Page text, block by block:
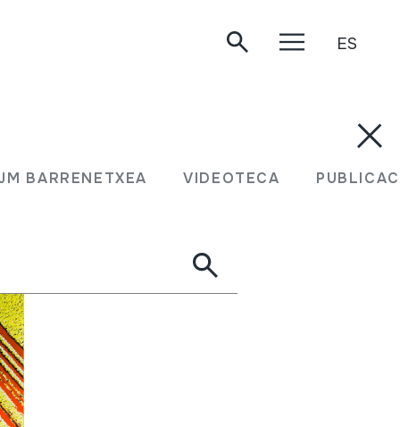
BARRENETXEA VIDEOTECA
ES